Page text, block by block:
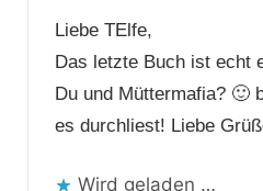
Liebe TElfe,
Das letzte Buch ist echt
Du und Müttermafia? 🙂
es durchliest! Liebe
Wird geladen …